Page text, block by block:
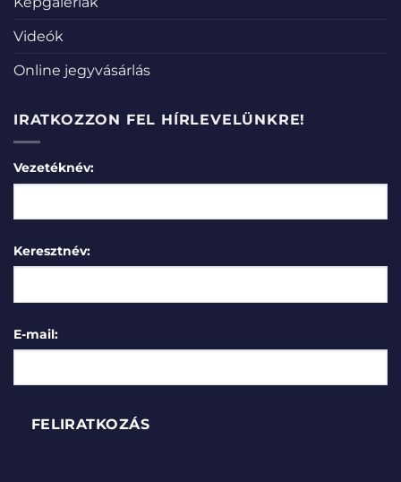
Videók
Online jegyvásárlás
IRATKOZZON FEL HÍRLEVELÜNKRE!
Vezetéknév:
Keresztnév:
E-mail: